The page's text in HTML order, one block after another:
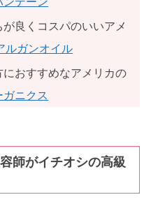
良くコスパのいいアメ
ルガンオイル
おすすめなアメリカの
ガニクス
師がイチオシの高級